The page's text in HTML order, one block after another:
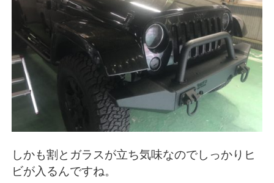
しかも割とガラスが立ち気味なのでしっかりヒ
ビが入るんですね。